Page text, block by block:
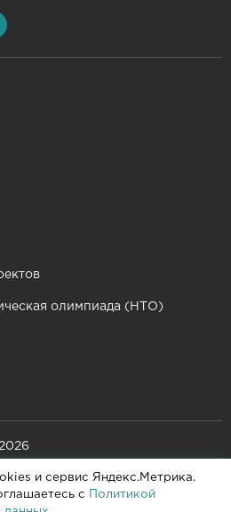
и сервис Яндекс.Метрика.
с
Политикой
олимпиада (НТО)